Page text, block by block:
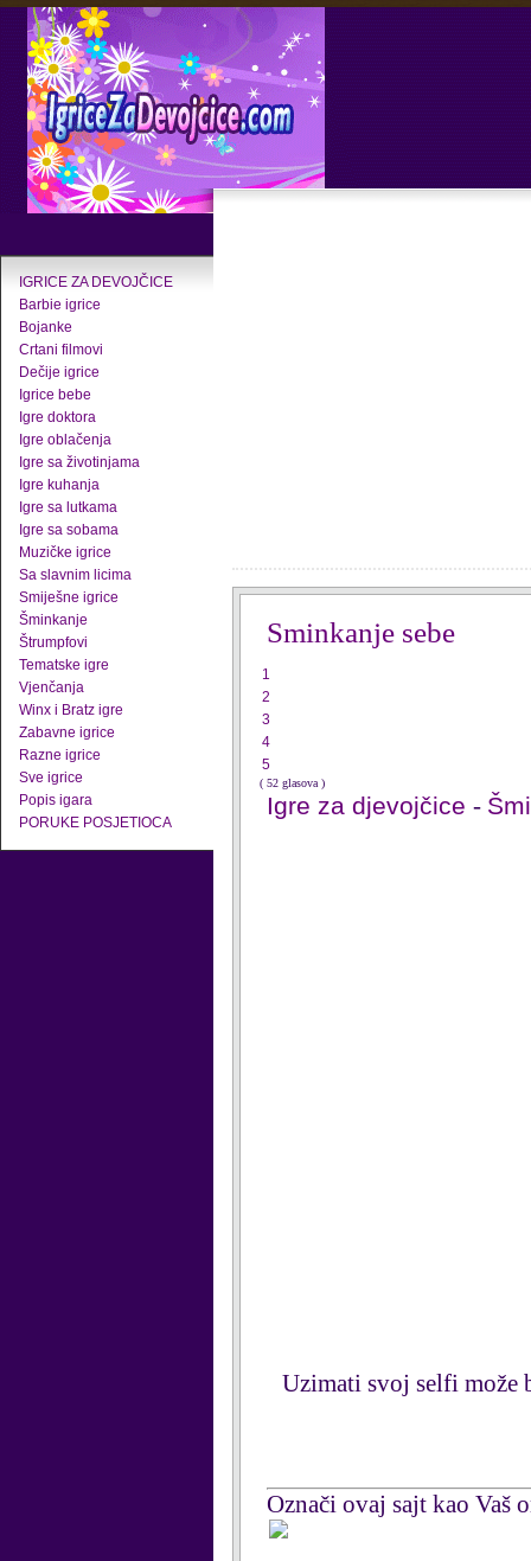
IGRICE ZA DEVOJČICE
Barbie igrice
Bojanke
Crtani filmovi
Dečije igrice
Igrice bebe
Igre doktora
Igre oblačenja
Igre sa životinjama
Igre kuhanja
Igre sa lutkama
Igre sa sobama
Muzičke igrice
Sa slavnim licima
Smiješne igrice
Šminkanje
Štrumpfovi
Tematske igre
Vjenčanja
Winx i Bratz igre
Zabavne igrice
Razne igrice
Sve igrice
Popis igara
PORUKE POSJETIOCA
Sminkanje sebe
1
2
3
4
5
( 52 glasova )
Igre za djevojčice -
Uzimati svoj selfi može
Označi ovaj sajt kao Vaš